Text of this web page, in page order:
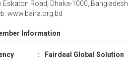
Eskaton Road, Dhaka-1000, Bangladesh
www.baira.org.bd
Information
:
Fairdeal Global Solution